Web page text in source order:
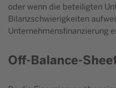
oder wenn die beteiligten
Bilanzschwierigkeiten
Unternehmensfinanzierung
Off-Balance-